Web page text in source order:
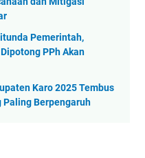
Pemerintah,
PPh Akan
Karo 2025 Tembus
Paling Berpengaruh